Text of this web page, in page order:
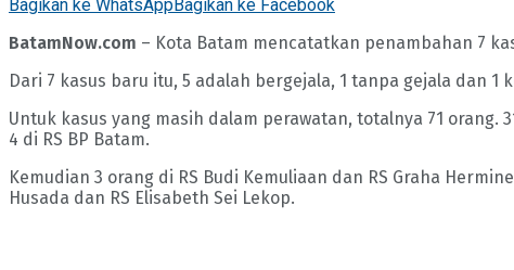
Bagikan ke WhatsAppBagikan ke Facebook
BatamNow.com – Kota Batam mencatatkan penambahan 7
Dari 7 kasus baru itu, 5 adalah bergejala, 1 tanpa gejala dan 1
Untuk kasus yang masih dalam perawatan, totalnya 71 orang.
4 di RS BP Batam.
Kemudian 3 orang di RS Budi Kemuliaan dan RS Graha
Husada dan RS Elisabeth Sei Lekop.